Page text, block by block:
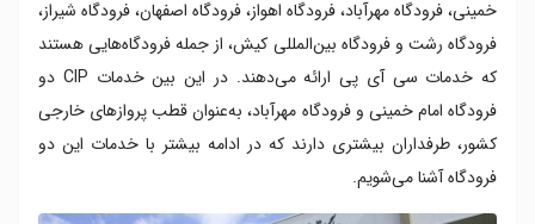
خمینی، فرودگاه مهرآباد، فرودگاه اهواز، فرودگاه اصفهان، فرودگاه شیراز،
فرودگاه رشت و فرودگاه بین‌المللی کیش، از جمله فرودگاه‌هایی هستند
که خدمات سی آی‌ پی ارائه می‌دهند. در این بین خدمات CIP دو
فرودگاه امام خمینی و فرودگاه مهرآباد، به‌عنوان قطب پروازهای خارجی
کشور، طرفداران بیشتری دارند که در ادامه بیشتر با خدمات این دو
فرودگاه آشنا می‌شویم.